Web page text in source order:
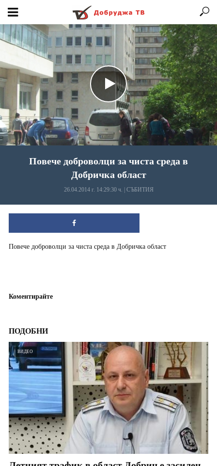
Повече доброволци за чиста среда в
Добричка област
26.04.2014 г. 14:29:30 ч. СЪБИТИЯ
Повече доброволци за чиста среда в Добричка област
Коментирайте
ПОДОБНИ
ВИДЕО